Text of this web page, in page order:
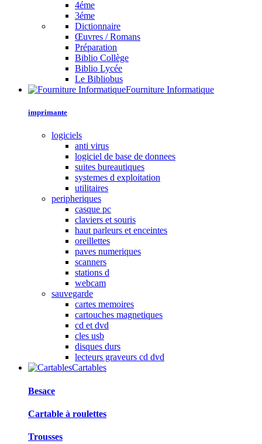
4éme
3éme
Dictionnaire
Œuvres / Romans
Préparation
Biblio Collège
Biblio Lycée
Le Bibliobus
Fourniture Informatique
imprimante
logiciels
anti virus
logiciel de base de donnees
suites bureautiques
systemes d exploitation
utilitaires
peripheriques
casque pc
claviers et souris
haut parleurs et enceintes
oreillettes
paves numeriques
scanners
stations d
webcam
sauvegarde
cartes memoires
cartouches magnetiques
cd et dvd
cles usb
disques durs
lecteurs graveurs cd dvd
Cartables
Besace
Cartable à roulettes
Trousses